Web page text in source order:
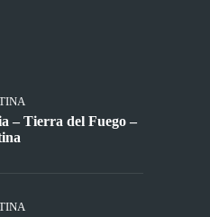
– Tierra del Fuego –